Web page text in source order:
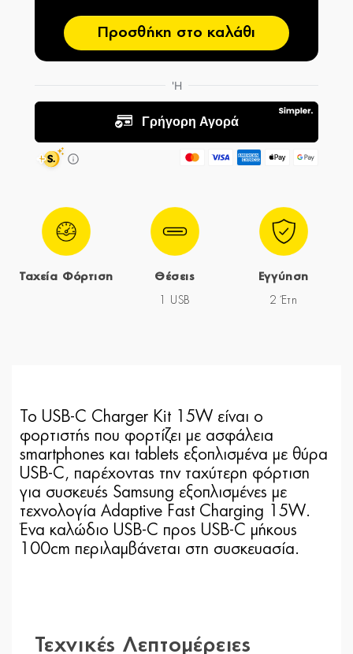
Προσθήκη στο καλάθι
Ταχεία Φόρτιση Θέσεις
1 USB
Εγγύηση
2 Έτη
Το USB-C Charger Kit 15W είναι ο
φορτιστής που φορτίζει με ασφάλεια
smartphones και tablets εξοπλισμένα με θύρα
USB-C, παρέχοντας την ταχύτερη φόρτιση
για συσκευές Samsung εξοπλισμένες με
τεχνολογία Adaptive Fast Charging 15W.
Ένα καλώδιο USB-C προς USB-C μήκους
100cm περιλαμβάνεται στη συσκευασία.
Τεχνικές Λεπτομέρειες